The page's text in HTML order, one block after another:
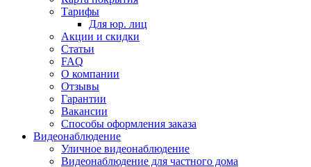
Тарифы
Для юр. лиц
Акции и скидки
Статьи
FAQ
О компании
Отзывы
Гарантии
Вакансии
Способы оформления заказа
Видеонаблюдение
Уличное видеонаблюдение
Видеонаблюдение для частного дома